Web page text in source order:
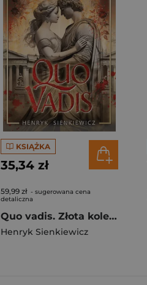
KSIĄŻKA
35,34 zł
59,99 zł - sugerowana cena
detaliczna
Quo vadis. Złota kolekcja
Henryk Sienkiewicz